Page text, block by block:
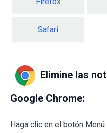
Safari
Elimine las
Google Chrome:
Haga clic en el botón Menú